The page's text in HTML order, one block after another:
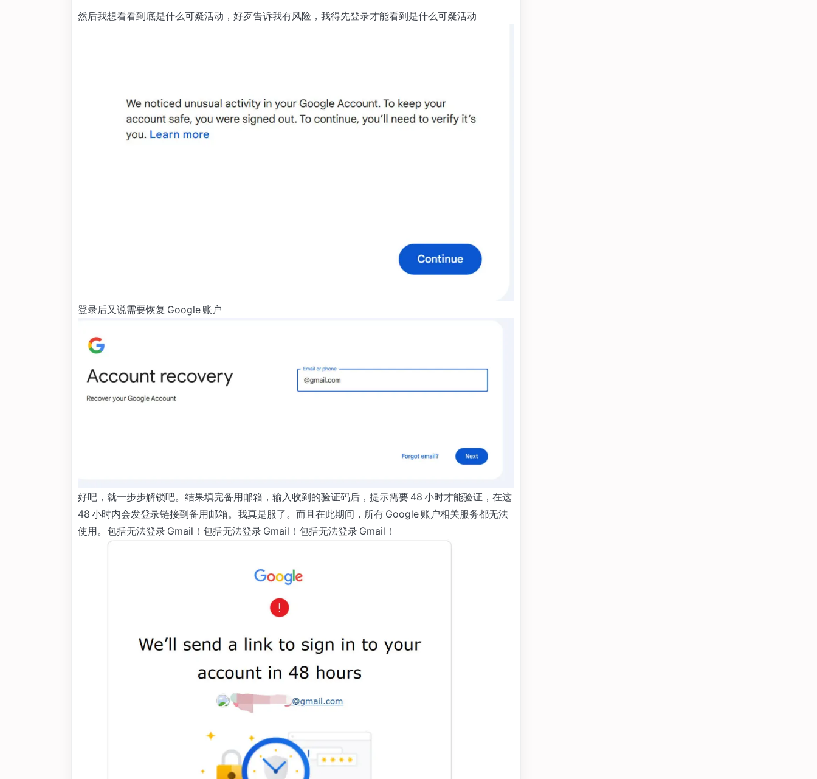
然后我想看看到底是什么可疑活动，好歹告诉我有风险，我得先登录才能看到是什么可疑活动
登录后又说需要恢复 Google 账户
好吧，就一步步解锁吧。结果填完备用邮箱，输入收到的验证码后，提示需要 48 小时才能验证，在这
48 小时内会发登录链接到备用邮箱。我真是服了。而且在此期间，所有 Google 账户相关服务都无法
使用。包括无法登录 Gmail！包括无法登录 Gmail！包括无法登录 Gmail！